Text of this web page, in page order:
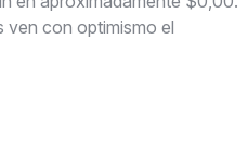
ven con optimismo el